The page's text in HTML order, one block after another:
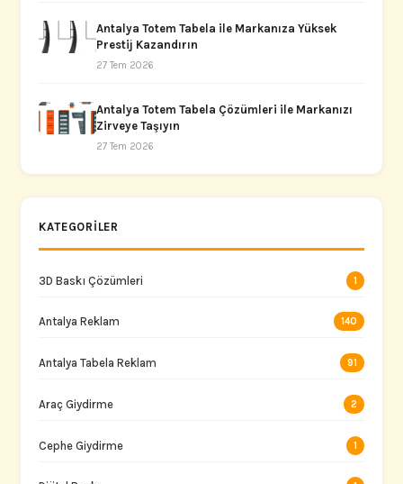
Antalya Totem Tabela ile Markanıza Yüksek
Prestij Kazandırın
27 Tem 2026
Antalya Totem Tabela Çözümleri ile Markanızı
Zirveye Taşıyın
27 Tem 2026
KATEGORILER
3D Baskı Çözümleri 1
Antalya Reklam 140
Antalya Tabela Reklam 91
Araç Giydirme 2
Cephe Giydirme 1